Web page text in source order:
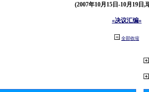
(2007年10月15日-10月19日,
«决议汇编»
全部收缩